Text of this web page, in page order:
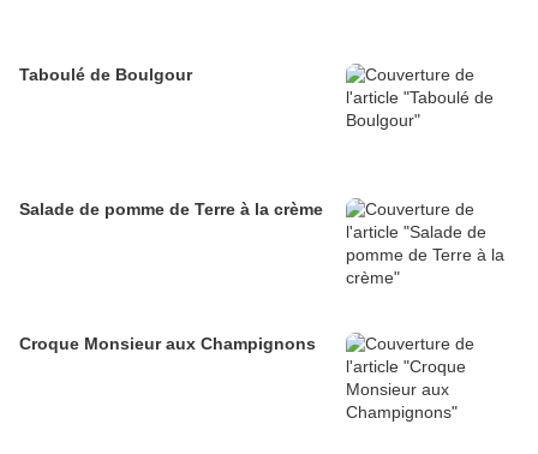
Taboulé de Boulgour
Salade de pomme de Terre à la crème
Croque Monsieur aux Champignons